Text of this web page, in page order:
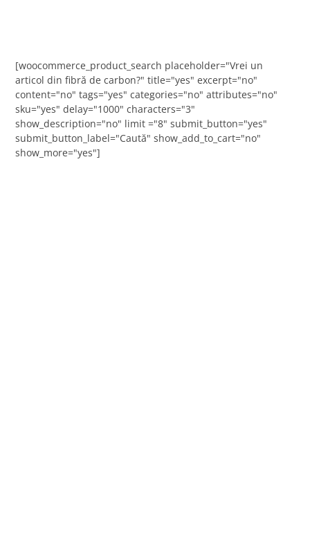
[woocommerce_product_search placeholder="Vrei un
articol din fibră de carbon?" title="yes" excerpt="no"
content="no" tags="yes" categories="no" attributes="no"
sku="yes" delay="1000" characters="3"
show_description="no" limit ="8" submit_button="yes"
submit_button_label="Caută" show_add_to_cart="no"
show_more="yes"]